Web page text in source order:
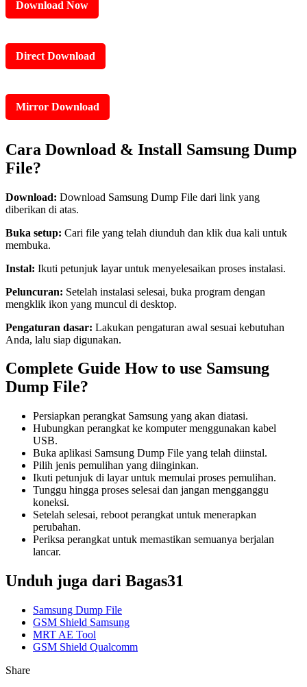
Download Now
Direct Download
Mirror Download
Cara Download & Install Samsung Dump
File?
Download: Download Samsung Dump File dari link yang
diberikan di atas.
Buka setup: Cari file yang telah diunduh dan klik dua kali untuk
membuka.
Instal: Ikuti petunjuk layar untuk menyelesaikan proses instalasi.
Peluncuran: Setelah instalasi selesai, buka program dengan
mengklik ikon yang muncul di desktop.
Pengaturan dasar: Lakukan pengaturan awal sesuai kebutuhan
Anda, lalu siap digunakan.
Complete Guide How to use Samsung
Dump File?
Persiapkan perangkat Samsung yang akan diatasi.
Hubungkan perangkat ke komputer menggunakan kabel
USB.
Buka aplikasi Samsung Dump File yang telah diinstal.
Pilih jenis pemulihan yang diinginkan.
Ikuti petunjuk di layar untuk memulai proses pemulihan.
Tunggu hingga proses selesai dan jangan mengganggu
koneksi.
Setelah selesai, reboot perangkat untuk menerapkan
perubahan.
Periksa perangkat untuk memastikan semuanya berjalan
lancar.
Unduh juga dari Bagas31
Samsung Dump File
GSM Shield Samsung
MRT AE Tool
GSM Shield Qualcomm
Share